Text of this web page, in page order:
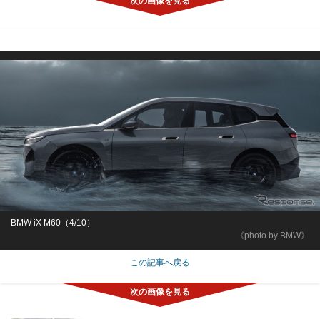
《photo by BMW》
BMW iX M60（4/10）
この記事へ戻る